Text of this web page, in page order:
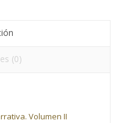
(0)
Volumen II